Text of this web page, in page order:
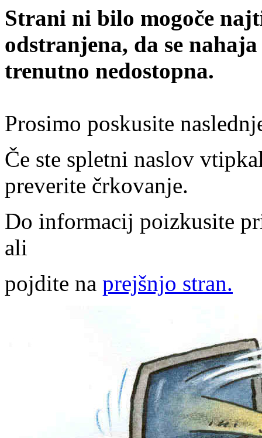
Strani ni bilo mogoče
odstranjena, da se
trenutno nedostopna.
Prosimo poskusite
Če ste spletni naslov
preverite črkovanje.
Do informacij poizkusite
ali
pojdite na prejšnjo stran.